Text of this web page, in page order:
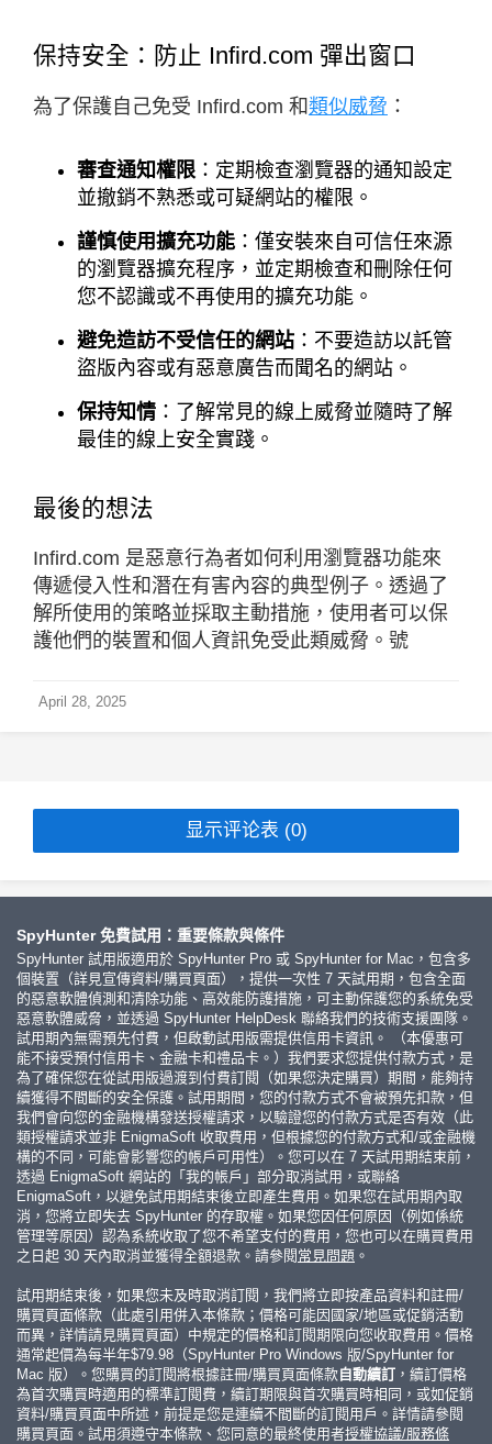
保持安全：防止 Infird.com 彈出窗口
為了保護自己免受 Infird.com 和類似威脅 ：
審查通知權限 ：定期檢查瀏覽器的通知設定
並撤銷不熟悉或可疑網站的權限。
謹慎使用擴充功能 ：僅安裝來自可信任來源
的瀏覽器擴充程序，並定期檢查和刪除任何
您不認識或不再使用的擴充功能。
避免造訪不受信任的網站 ：不要造訪以託管
盜版內容或有惡意廣告而聞名的網站。
保持知情 ：了解常見的線上威脅並隨時了解
最佳的線上安全實踐。
最後的想法
Infird.com 是惡意行為者如何利用瀏覽器功能來
傳遞侵入性和潛在有害內容的典型例子。透過了
解所使用的策略並採取主動措施，使用者可以保
護他們的裝置和個人資訊免受此類威脅。號
April 28, 2025
显示评论表 (0)
SpyHunter 免費試用：重要條款與條件
SpyHunter 試用版適用於 SpyHunter Pro 或 SpyHunter for Mac，包含多
個裝置（詳見宣傳資料/購買頁面），提供一次性 7 天試用期，包含全面
的惡意軟體偵測和清除功能、高效能防護措施，可主動保護您的系統免受
惡意軟體威脅，並透過 SpyHunter HelpDesk 聯絡我們的技術支援團隊。
試用期內無需預先付費，但啟動試用版需提供信用卡資訊。 （本優惠可
能不接受預付信用卡、金融卡和禮品卡。）我們要求您提供付款方式，是
為了確保您在從試用版過渡到付費訂閱（如果您決定購買）期間，能夠持
續獲得不間斷的安全保護。試用期間，您的付款方式不會被預先扣款，但
我們會向您的金融機構發送授權請求，以驗證您的付款方式是否有效（此
類授權請求並非 EnigmaSoft 收取費用，但根據您的付款方式和/或金融機
構的不同，可能會影響您的帳戶可用性）。您可以在 7 天試用期結束前，
透過 EnigmaSoft 網站的「我的帳戶」部分取消試用，或聯絡
EnigmaSoft，以避免試用期結束後立即產生費用。如果您在試用期內取
消，您將立即失去 SpyHunter 的存取權。如果您因任何原因（例如係統
管理等原因）認為系統收取了您不希望支付的費用，您也可以在購買費用
之日起 30 天內取消並獲得全額退款。請參閱 常見問題 。
試用期結束後，如果您未及時取消訂閱，我們將立即按產品資料和註冊/
購買頁面條款（此處引用併入本條款；價格可能因國家/地區或促銷活動
而異，詳情請見購買頁面）中規定的價格和訂閱期限向您收取費用。價格
通常起價為每半年$79.98 （SpyHunter Pro Windows 版/SpyHunter for
Mac 版）。您購買的訂閱將根據註冊/購買頁面條款自動續訂 ，續訂價格
為首次購買時適用的標準訂閱費，續訂期限與首次購買時相同，或如促銷
資料/購買頁面中所述，前提是您是連續不間斷的訂閱用戶。詳情請參閱
購買頁面。試用須遵守本條款、您同意的最終使用者授權協議/服務條